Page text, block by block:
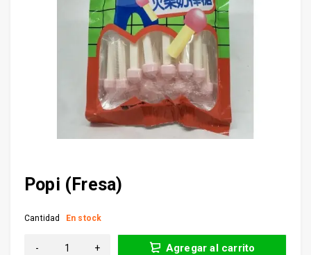
Popi (Fresa)
Cantidad En stock
Agregar al carrito